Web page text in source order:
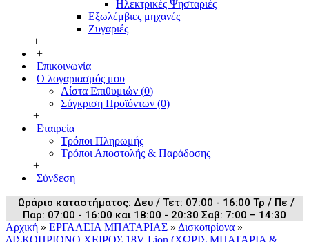
Ηλεκτρικές Ψησταριές
Εξωλέμβιες μηχανές
Ζυγαριές
+
+
Επικοινωνία +
Ο λογαριασμός μου
Λίστα Επιθυμιών (0)
Σύγκριση Προϊόντων (0)
+
Εταιρεία
Τρόποι Πληρωμής
Τρόποι Αποστολής & Παράδοσης
+
Σύνδεση +
Ωράριο καταστήματος: Δευ / Τετ: 07:00 - 16:00 Τρ / Πε /
Παρ: 07:00 - 16:00 και 18:00 - 20:30 Σαβ: 7:00 – 14:30
Αρχική » ΕΡΓΑΛΕΙΑ ΜΠΑΤΑΡΙΑΣ » Δισκοπρίονα »
ΔΙΣΚΟΠΡΙΟΝΟ ΧΕΙΡΟΣ 18V Lion (ΧΩΡΙΣ ΜΠΑΤΑΡΙΑ &